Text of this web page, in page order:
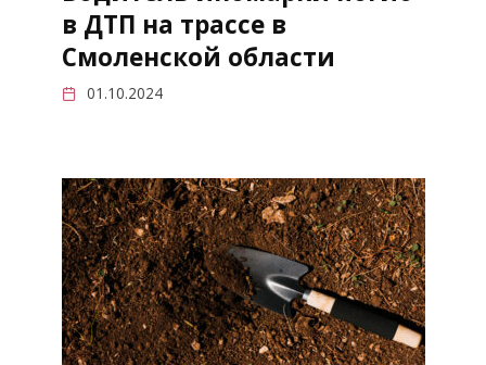
в ДТП на трассе в
Смоленской области
01.10.2024